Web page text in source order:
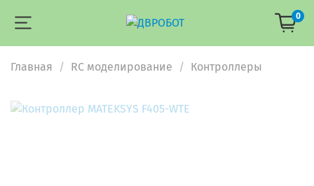
0
Главная RC моделирование Контроллеры